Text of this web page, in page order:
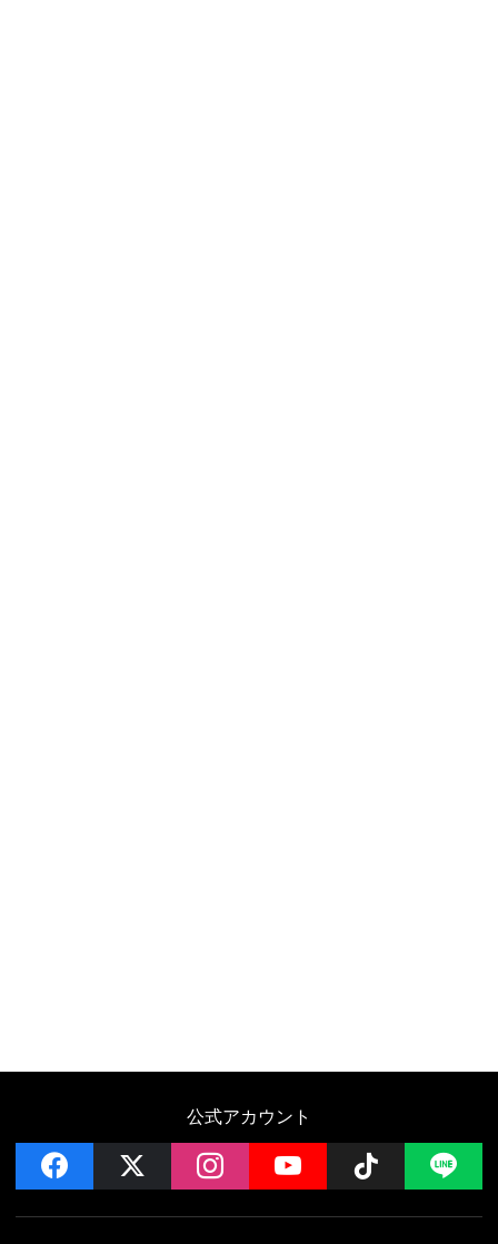
公式アカウント
facebook instagramYouTube Follow